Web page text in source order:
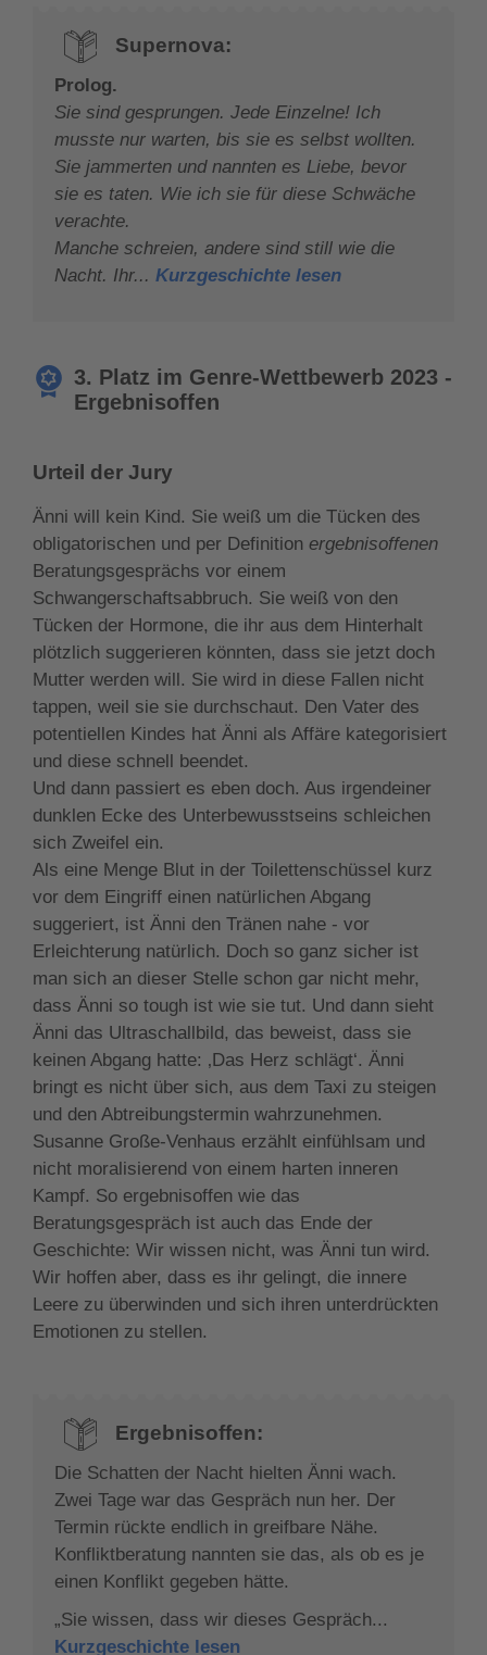
Supernova:
Prolog.
Sie sind gesprungen. Jede Einzelne! Ich
musste nur warten, bis sie es selbst wollten.
Sie jammerten und nannten es Liebe, bevor
sie es taten. Wie ich sie für diese Schwäche
verachte.
Manche schreien, andere sind still wie die
Nacht. Ihr... Kurzgeschichte lesen
3. Platz im Genre-Wettbewerb 2023 -
Ergebnisoffen
Urteil der Jury
Änni will kein Kind. Sie weiß um die Tücken des
obligatorischen und per Definition ergebnisoffenen
Beratungsgesprächs vor einem
Schwangerschaftsabbruch. Sie weiß von den
Tücken der Hormone, die ihr aus dem Hinterhalt
plötzlich suggerieren könnten, dass sie jetzt doch
Mutter werden will. Sie wird in diese Fallen nicht
tappen, weil sie sie durchschaut. Den Vater des
potentiellen Kindes hat Änni als Affäre kategorisiert
und diese schnell beendet.
Und dann passiert es eben doch. Aus irgendeiner
dunklen Ecke des Unterbewusstseins schleichen
sich Zweifel ein.
Als eine Menge Blut in der Toilettenschüssel kurz
vor dem Eingriff einen natürlichen Abgang
suggeriert, ist Änni den Tränen nahe - vor
Erleichterung natürlich. Doch so ganz sicher ist
man sich an dieser Stelle schon gar nicht mehr,
dass Änni so tough ist wie sie tut. Und dann sieht
Änni das Ultraschallbild, das beweist, dass sie
keinen Abgang hatte: ‚Das Herz schlägt‘. Änni
bringt es nicht über sich, aus dem Taxi zu steigen
und den Abtreibungstermin wahrzunehmen.
Susanne Große-Venhaus erzählt einfühlsam und
nicht moralisierend von einem harten inneren
Kampf. So ergebnisoffen wie das
Beratungsgespräch ist auch das Ende der
Geschichte: Wir wissen nicht, was Änni tun wird.
Wir hoffen aber, dass es ihr gelingt, die innere
Leere zu überwinden und sich ihren unterdrückten
Emotionen zu stellen.
Ergebnisoffen:
Die Schatten der Nacht hielten Änni wach.
Zwei Tage war das Gespräch nun her. Der
Termin rückte endlich in greifbare Nähe.
Konfliktberatung nannten sie das, als ob es je
einen Konflikt gegeben hätte.
„Sie wissen, dass wir dieses Gespräch...
Kurzgeschichte lesen